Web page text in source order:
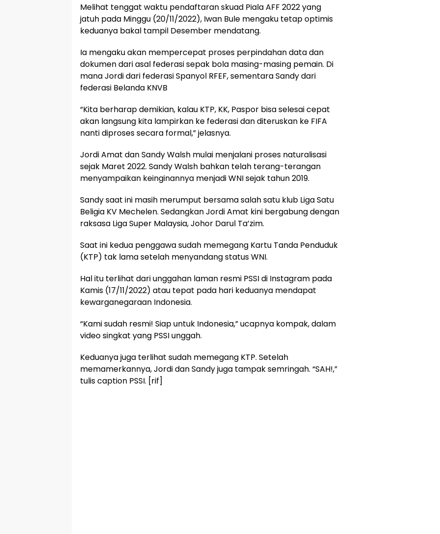
Melihat tenggat waktu pendaftaran skuad Piala AFF 2022 yang
jatuh pada Minggu (20/11/2022), Iwan Bule mengaku tetap optimis
keduanya bakal tampil Desember mendatang.
Ia mengaku akan mempercepat proses perpindahan data dan
dokumen dari asal federasi sepak bola masing-masing pemain. Di
mana Jordi dari federasi Spanyol RFEF, sementara Sandy dari
federasi Belanda KNVB
“Kita berharap demikian, kalau KTP, KK, Paspor bisa selesai cepat
akan langsung kita lampirkan ke federasi dan diteruskan ke FIFA
nanti diproses secara formal,” jelasnya.
Jordi Amat dan Sandy Walsh mulai menjalani proses naturalisasi
sejak Maret 2022. Sandy Walsh bahkan telah terang-terangan
menyampaikan keinginannya menjadi WNI sejak tahun 2019.
Sandy saat ini masih merumput bersama salah satu klub Liga Satu
Beligia KV Mechelen. Sedangkan Jordi Amat kini bergabung dengan
raksasa Liga Super Malaysia, Johor Darul Ta’zim.
Saat ini kedua penggawa sudah memegang Kartu Tanda Penduduk
(KTP) tak lama setelah menyandang status WNI.
Hal itu terlihat dari unggahan laman resmi PSSI di Instagram pada
Kamis (17/11/2022) atau tepat pada hari keduanya mendapat
kewarganegaraan Indonesia.
“Kami sudah resmi! Siap untuk Indonesia,” ucapnya kompak, dalam
video singkat yang PSSI unggah.
Keduanya juga terlihat sudah memegang KTP. Setelah
memamerkannya, Jordi dan Sandy juga tampak semringah. “SAH!,”
tulis caption PSSI. [rif]